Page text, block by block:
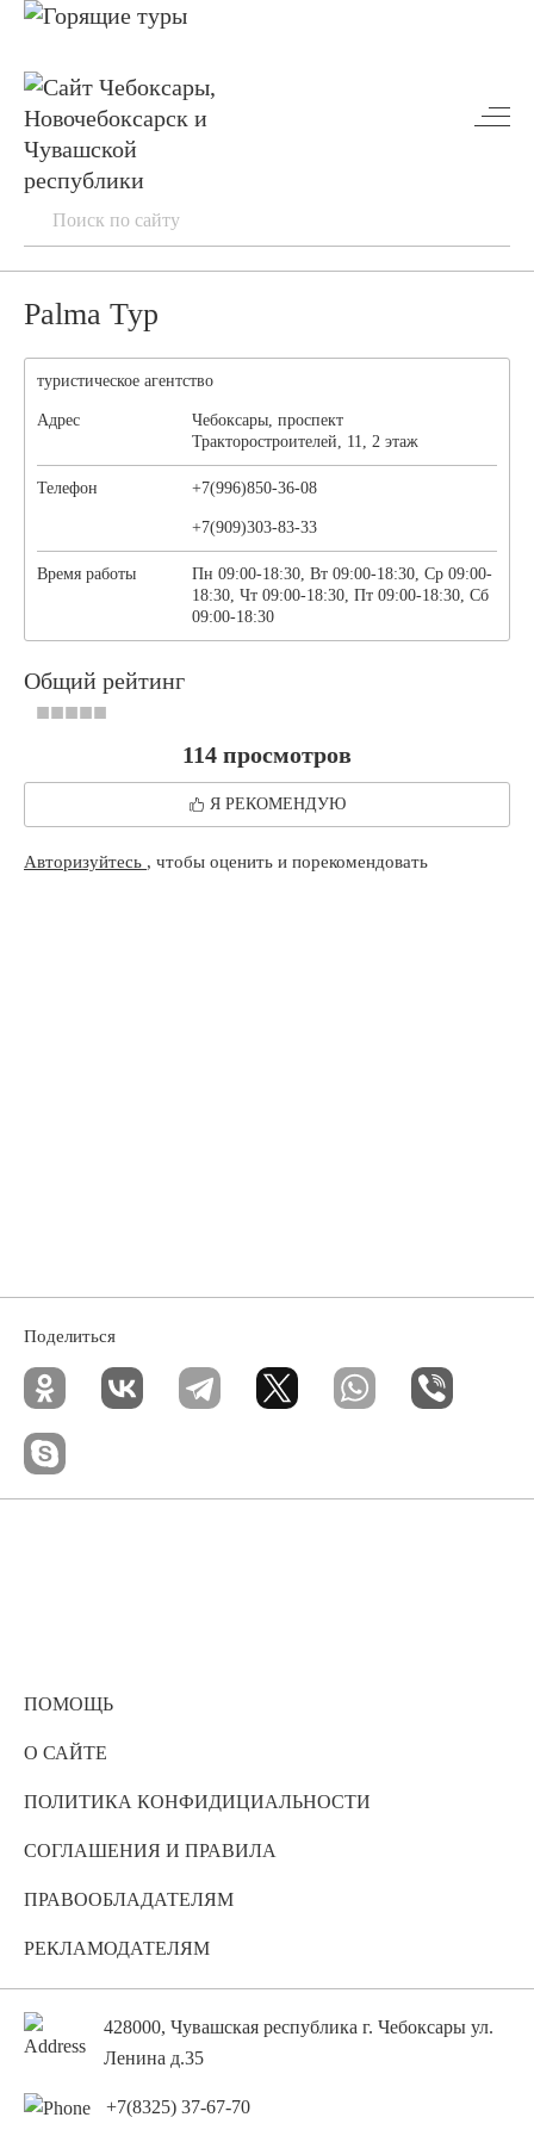
Palma Тур
туристическое агентство
Адрес
Чебоксары, проспект
Тракторостроителей, 11, 2 этаж
Телефон +7(996)850-36-08
+7(909)303-83-33
Время работы
Пн 09:00-18:30, Вт 09:00-18:30, Ср 09:00-
18:30, Чт 09:00-18:30, Пт 09:00-18:30, Сб
09:00-18:30
Общий рейтинг
114 просмотров
Я РЕКОМЕНДУЮ
Авторизуйтесь , чтобы оценить и порекомендовать
Поделиться
ПОМОЩЬ
О САЙТЕ
ПОЛИТИКА КОНФИДИЦИАЛЬНОСТИ
СОГЛАШЕНИЯ И ПРАВИЛА
ПРАВООБЛАДАТЕЛЯМ
РЕКЛАМОДАТЕЛЯМ
428000, Чувашская республика г. Чебоксары ул.
Ленина д.35
+7(8325) 37-67-70